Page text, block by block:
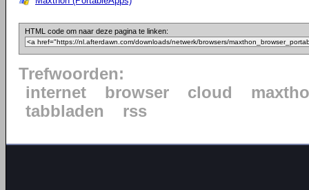
HTML code om naar deze pagina te linken:
Trefwoorden:
internet
browser cloud
tabbladen
rss